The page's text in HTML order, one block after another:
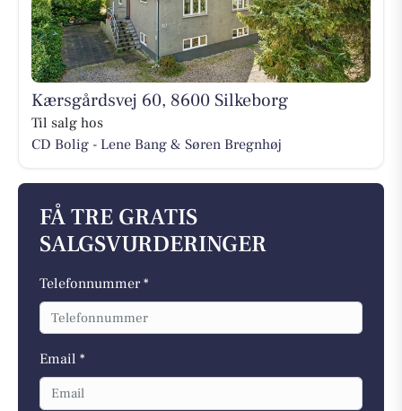
Kærsgårdsvej 60, 8600 Silkeborg
Til salg hos
CD Bolig - Lene Bang & Søren Bregnhøj
FÅ TRE GRATIS
SALGSVURDERINGER
Telefonnummer *
Email *